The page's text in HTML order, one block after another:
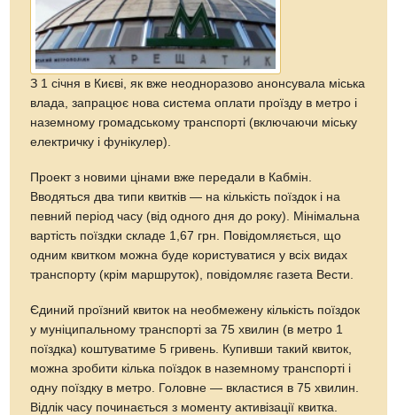
З 1 січня в Києві, як вже неодноразово анонсувала міська
влада, запрацює нова система оплати проїзду в метро і
наземному громадському транспорті (включаючи міську
електричку і фунікулер).
Проект з новими цінами вже передали в Кабмін.
Вводяться два типи квитків — на кількість поїздок і на
певний період часу (від одного дня до року). Мінімальна
вартість поїздки складе 1,67 грн. Повідомляється, що
одним квитком можна буде користуватися у всіх видах
транспорту (крім маршруток), повідомляє газета Вести.
Єдиний проїзний квиток на необмежену кількість поїздок
у муніципальному транспорті за 75 хвилин (в метро 1
поїздка) коштуватиме 5 гривень. Купивши такий квиток,
можна зробити кілька поїздок в наземному транспорті і
одну поїздку в метро. Головне — вкластися в 75 хвилин.
Відлік часу починається з моменту активізації квитка.